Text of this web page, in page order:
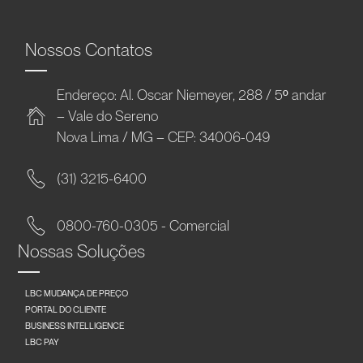
Nossos Contatos
Endereço: Al. Oscar Niemeyer, 288 / 5º andar
– Vale do Sereno
Nova Lima / MG – CEP: 34006-049
(31) 3215-6400
0800-760-0305 - Comercial
Nossas Soluções
LBC MUDANÇA DE PREÇO
PORTAL DO CLIENTE
BUSINESS INTELLIGENCE
LBC PAY